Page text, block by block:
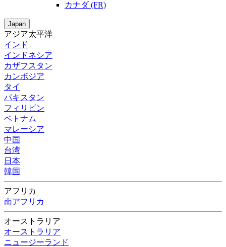
カナダ (FR)
Japan
アジア太平洋
インド
インドネシア
カザフスタン
カンボジア
タイ
パキスタン
フィリピン
ベトナム
マレーシア
中国
台湾
日本
韓国
アフリカ
南アフリカ
オーストラリア
オーストラリア
ニュージーランド